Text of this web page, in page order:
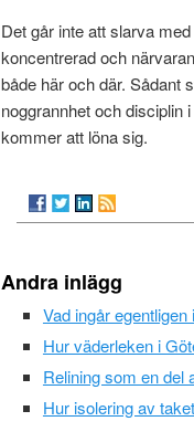
Det går inte att slarva
koncentrerad och
både här och där. Sådant
noggrannhet och disciplin
kommer att löna sig.
Andra inlägg
Vad ingår
Hur väderleken i
Relining som en del
Hur isolering av